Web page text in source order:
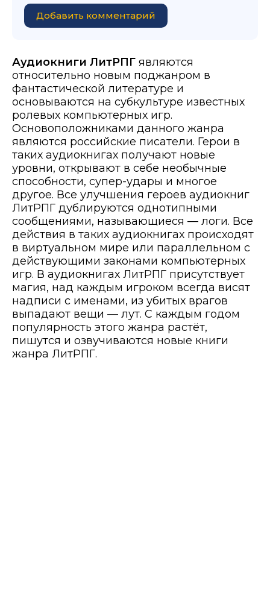
Добавить комментарий
Аудиокниги ЛитРПГ являются
относительно новым поджанром в
фантастической литературе и
основываются на субкультуре известных
ролевых компьютерных игр.
Основоположниками данного жанра
являются российские писатели. Герои в
таких аудиокнигах получают новые
уровни, открывают в себе необычные
способности, супер-удары и многое
другое. Все улучшения героев аудиокниг
ЛитРПГ дублируются однотипными
сообщениями, называющиеся — логи. Все
действия в таких аудиокнигах происходят
в виртуальном мире или параллельном с
действующими законами компьютерных
игр. В аудиокнигах ЛитРПГ присутствует
магия, над каждым игроком всегда висят
надписи с именами, из убитых врагов
выпадают вещи — лут. С каждым годом
популярность этого жанра растёт,
пишутся и озвучиваются новые книги
жанра ЛитРПГ.